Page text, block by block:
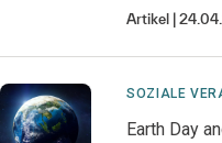
Artikel
SOZIALE
Earth Day